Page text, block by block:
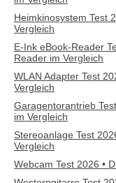
Heimkinosystem Test
Vergleich
E-Ink eBook-Reader
Reader im Vergleich
WLAN Adapter Test
Vergleich
Garagentorantrieb
im Vergleich
Stereoanlage Test
Vergleich
Webcam Test 2026 •